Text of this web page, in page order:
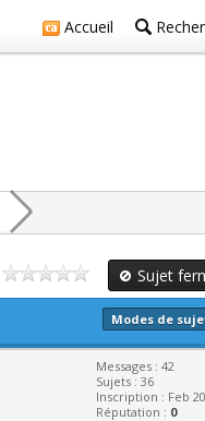
Accueil
Sujet
Modes de
Messages : 42
Sujets : 36
Inscription : Feb
Réputation : 0